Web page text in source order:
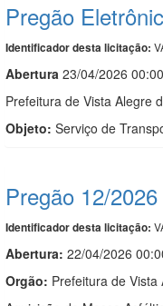
Pregão
Identificador desta licitação:
Abertura 23/04/2026 00:00
Prefeitura de Vista Alegre
Objeto: Serviço de
Pregão 12/2026
Identificador desta licitação:
Abertura: 22/04/2026
Orgão: Prefeitura de Vista